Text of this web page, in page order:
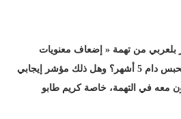
بلعربي من تهمة « إضعاف معنويات
الجيش » التي اتخذت مطية لحبس دام 5 أشهر؟ وهل ذلك مؤشر إيجابي
معه في التهمة، خاصة كريم طابو